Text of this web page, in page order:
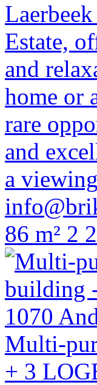
Estate,
and
home or
rare
and
a
86 m² 2 2
Multi-
+ 3